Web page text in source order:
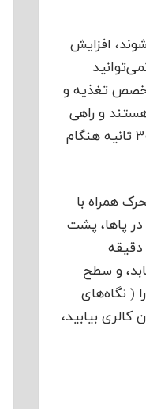
افزایش
تغذیه و
و راهی
موثر‌ برای اینکه به ژن‌ها بگویید چربی بسوزانند.” پلاتکین چالش‌های کوچکی مانند راه رفتن سریع برای ۳۰ ثانیه هنگام
همراه با
پاها، پشت
هر ۲ ساعت یکبار چند دقیقه
و سطح
( نگاه‌های
بیابید،